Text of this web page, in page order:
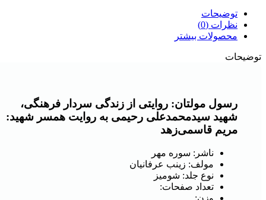
توضیحات
نظرات (0)
محصولات بیشتر
توضیحات
رسول مولتان: روایتی از زندگی سردار فرهنگی،
شهید سیدمحمدعلی رحیمی به روایت همسر شهید:
مریم قاسمی‌زهد
ناشر: سوره مهر
مولف: زینب عرفانیان
نوع جلد: شومیز
تعداد صفحات: